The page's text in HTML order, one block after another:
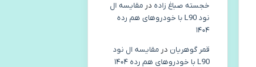
خجسته صباغ زاده در مقایسه ال
نود L90 با خودروهای هم رده
۱۴۰۴
قمر گوهریان در مقایسه ال نود
L90 با خودروهای هم رده ۱۴۰۴